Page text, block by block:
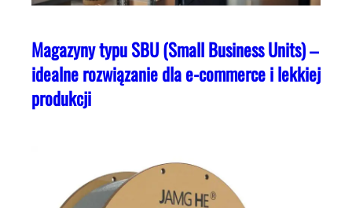
Magazyny typu SBU (Small Business Units) –
idealne rozwiązanie dla e-commerce i lekkiej
produkcji